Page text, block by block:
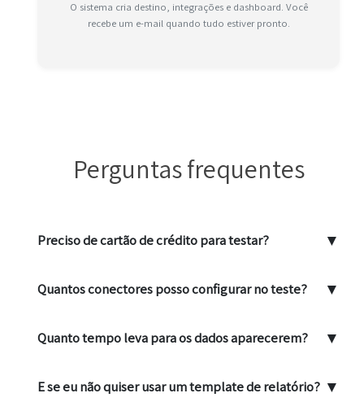
O sistema cria destino, integrações e dashboard. Você
recebe um e-mail quando tudo estiver pronto.
Perguntas frequentes
Preciso de cartão de crédito para testar? ▼
Quantos conectores posso configurar no teste? ▼
Quanto tempo leva para os dados aparecerem? ▼
E se eu não quiser usar um template de relatório? ▼